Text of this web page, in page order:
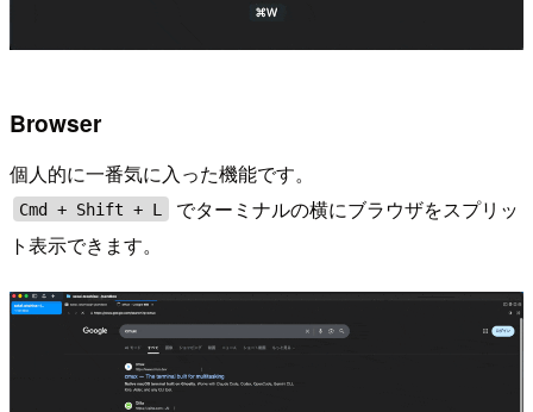
Browser
個人的に一番気に入った機能です。
Cmd + Shift + L
でターミナルの横にブラウザをスプリッ
ト表示できます。